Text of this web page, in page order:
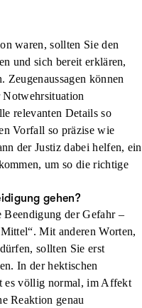
waren, sollten Sie den
und sich bereit erklären,
Zeugenaussagen können
Notwehrsituation
relevanten Details so
Vorfall so präzise wie
der Justiz dabei helfen, ein
um so die richtige
gehen?
der Gefahr –
Mit anderen Worten,
sollten Sie erst
In der hektischen
es völlig normal, im Affekt
Reaktion genau